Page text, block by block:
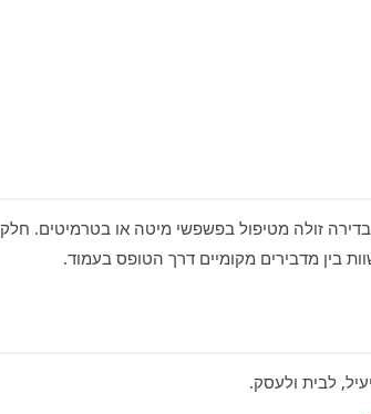
זולה מטיפול בפשפשי מיטה או בטרמיטים. חלק
בין מדבירים מקומיים דרך הטופס בעמוד.
לבית ולעסק.